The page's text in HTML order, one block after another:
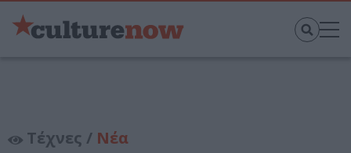
Τέχνες / Νέα